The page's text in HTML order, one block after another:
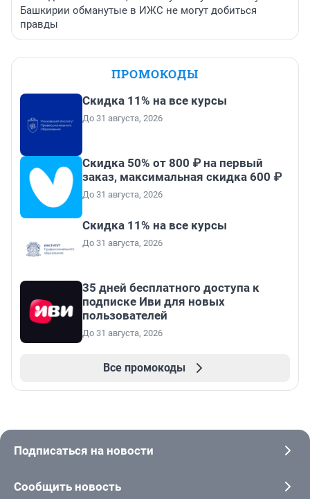
Башкирии обманутые в ИЖС не могут добиться
правды
ПРОМОКОДЫ
Скидка 11% на все курсы
До 31 августа, 2026
Скидка 50% от 800 ₽ на первый
заказ, максимальная скидка 600 ₽
До 31 августа, 2026
Скидка 11% на все курсы
До 31 августа, 2026
35 дней бесплатного доступа к
подписке Иви для новых
пользователей
До 31 августа, 2026
Все промокоды
Подписаться на новости
Сообщить новость